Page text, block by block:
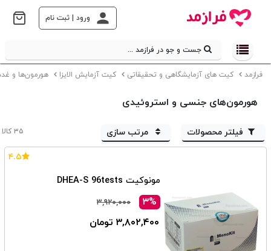
ورود | ثبت نام
جست و جو در فرازمد ...
فرازمد کیت های آزمایشگاهی و تحقیقاتی کیت آزمایش الایزا هورمون‌ها و
هورمون‌های جنسی و استروئیدی
فیلتر محصولات مرتب سازی ۳۵ کالا
مونوکیت DHEA-S 96tests
۳% ۳,۹۲۰,۰۰۰
۳,۸۰۲,۴۰۰ تومان
۴.۵